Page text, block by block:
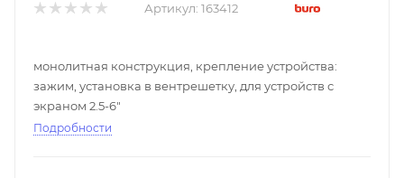
Артикул: 163412
монолитная конструкция, крепление устройства:
зажим, установка в вентрешетку, для устройств с
экраном 2.5-6"
Подробности